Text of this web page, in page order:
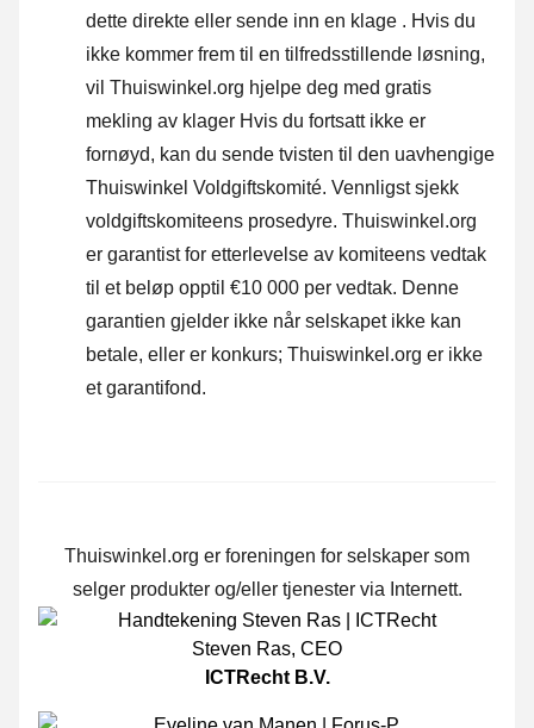
dette direkte eller sende inn en klage . Hvis du
ikke kommer frem til en tilfredsstillende løsning,
vil Thuiswinkel.org hjelpe deg med gratis
mekling av klager Hvis du fortsatt ikke er
fornøyd, kan du sende tvisten til den uavhengige
Thuiswinkel Voldgiftskomité. Vennligst sjekk
voldgiftskomiteens prosedyre. Thuiswinkel.org
er garantist for etterlevelse av komiteens vedtak
til et beløp opptil €10 000 per vedtak. Denne
garantien gjelder ikke når selskapet ikke kan
betale, eller er konkurs; Thuiswinkel.org er ikke
et garantifond.
Thuiswinkel.org er foreningen for selskaper som
selger produkter og/eller tjenester via Internett.
Steven Ras, CEO
ICTRecht B.V.